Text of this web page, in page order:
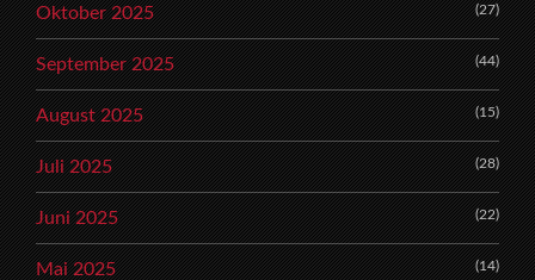
Oktober 2025 (27)
September 2025 (44)
August 2025 (15)
Juli 2025 (28)
Juni 2025 (22)
Mai 2025 (14)